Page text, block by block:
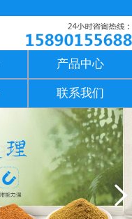
产品中心
联系我们